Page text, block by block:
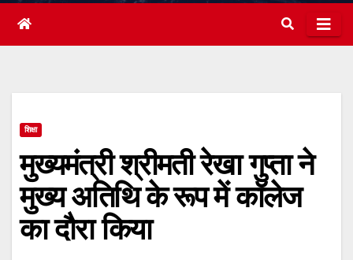
शिक्षा
मुख्यमंत्री श्रीमती रेखा गुप्ता ने
मुख्य अतिथि के रूप में कॉलेज
का दौरा किया